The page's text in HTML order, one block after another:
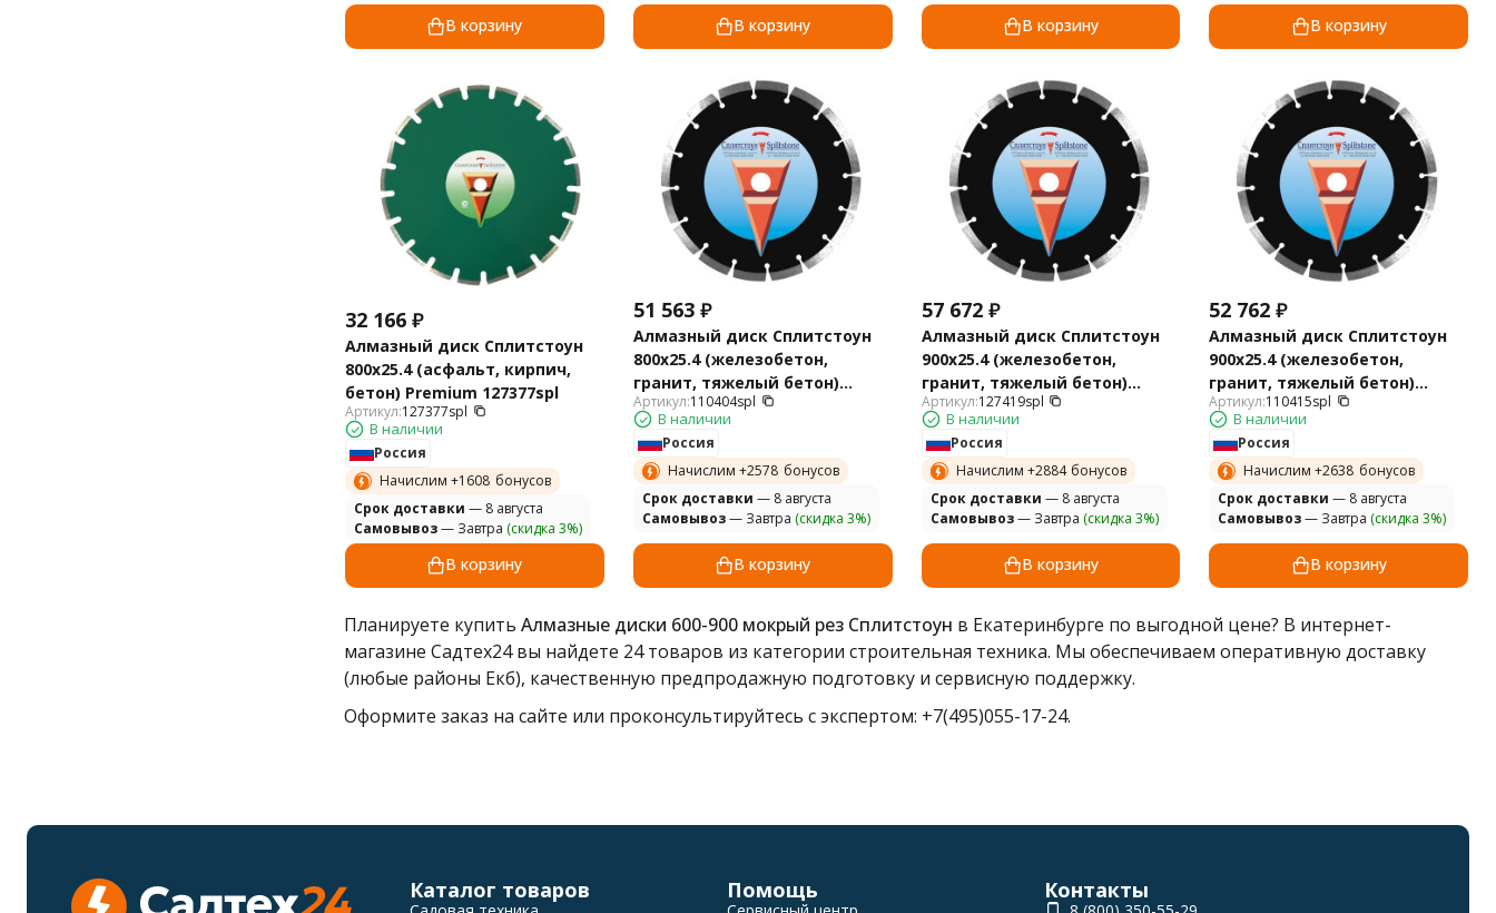
В корзину В корзину В корзину В корзину
32 166 ₽
Алмазный диск Сплитстоун
800х25.4 (асфальт, кирпич,
бетон) Premium 127377spl
Артикул:127377spl
В наличии
Россия
Начислим +1608 бонусов
Cрок доставки — 8 августа
Самовывоз— Завтра (скидка 3%)
В корзину
51 563 ₽
Алмазный диск Сплитстоун
800х25.4 (железобетон,
гранит, тяжелый бетон)
Premium 110404spl
Артикул:110404spl
В наличии
Россия
Начислим +2578 бонусов
Cрок доставки — 8 августа
Самовывоз— Завтра (скидка 3%)
В корзину
57 672 ₽
Алмазный диск Сплитстоун
900х25.4 (железобетон,
гранит, тяжелый бетон)
Standart 127419spl
Артикул:127419spl
В наличии
Россия
Начислим +2884 бонусов
Cрок доставки — 8 августа
Самовывоз— Завтра (скидка 3%)
В корзину
52 762 ₽
Алмазный диск Сплитстоун
900х25.4 (железобетон,
гранит, тяжелый бетон)
Premium 110415spl
Артикул:110415spl
В наличии
Россия
Начислим +2638 бонусов
Cрок доставки — 8 августа
Самовывоз— Завтра (скидка 3%)
В корзину
Планируете купить Алмазные диски 600-900 мокрый рез Сплитстоун в Екатеринбурге по выгодной цене? В интернет-
магазине Садтех24 вы найдете 24 товаров из категории строительная техника. Мы обеспечиваем оперативную доставку
(любые районы Екб), качественную предпродажную подготовку и сервисную поддержку.
Оформите заказ на сайте или проконсультируйтесь с экспертом: +7(495)055-17-24.
Каталог товаров Помощь Контакты